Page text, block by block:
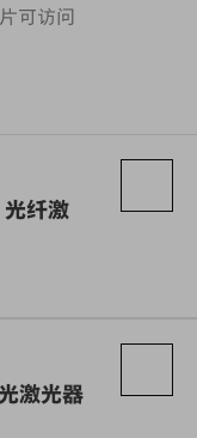
可访问
纤激
激光器